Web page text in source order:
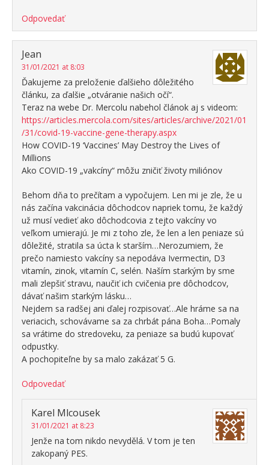
Odpovedať
Jean
31/01/2021 at 8:03
Ďakujeme za preloženie ďalšieho dôležitého
článku, za ďalšie „otváranie našich očí“.
Teraz na webe Dr. Mercolu nabehol článok aj s videom:
https://articles.mercola.com/sites/articles/archive/2021/01
/31/covid-19-vaccine-gene-therapy.aspx
How COVID-19 ‘Vaccines’ May Destroy the Lives of
Millions
Ako COVID-19 „vakcíny“ môžu zničiť životy miliónov
Behom dňa to prečítam a vypočujem. Len mi je zle, že u
nás začína vakcinácia dôchodcov napriek tomu, že každý
už musí vedieť ako dôchodcovia z tejto vakcíny vo
veľkom umierajú. Je mi z toho zle, že len a len peniaze sú
dôležité, stratila sa úcta k starším…Nerozumiem, že
prečo namiesto vakcíny sa nepodáva Ivermectin, D3
vitamín, zinok, vitamín C, selén. Naším starkým by sme
mali zlepšiť stravu, naučiť ich cvičenia pre dôchodcov,
dávať našim starkým lásku…
Nejdem sa radšej ani ďalej rozpisovať…Ale hráme sa na
veriacich, schovávame sa za chrbát pána Boha…Pomaly
sa vrátime do stredoveku, za peniaze sa budú kupovať
odpustky.
A pochopiteľne by sa malo zakázať 5 G.
Odpovedať
Karel Mlcousek
31/01/2021 at 8:23
Jenže na tom nikdo nevydělá. V tom je ten
zakopaný PES.